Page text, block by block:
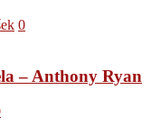
0
– Anthony Ryan